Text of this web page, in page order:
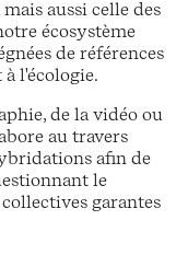
aussi celle des
écosystème
de références
l'écologie.
de la vidéo ou
au travers
afin de
le
garantes